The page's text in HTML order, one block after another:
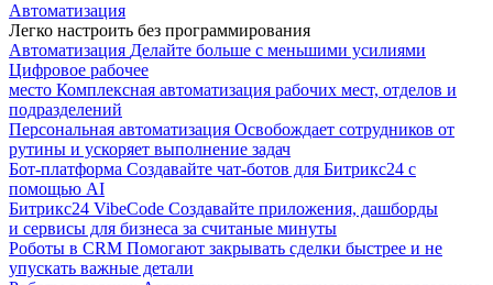
Автоматизация
Легко настроить без программирования
Автоматизация Делайте больше с меньшими усилиями
Цифровое рабочее
место Комплексная автоматизация рабочих мест, отделов и
подразделений
Персональная автоматизация Освобождает сотрудников от
рутины и ускоряет выполнение задач
Бот-платформа Создавайте чат-ботов для Битрикс24 с
помощью AI
Битрикс24 VibeCode Создавайте приложения, дашборды
и сервисы для бизнеса за считаные минуты
Роботы в CRM Помогают закрывать сделки быстрее и не
упускать важные детали